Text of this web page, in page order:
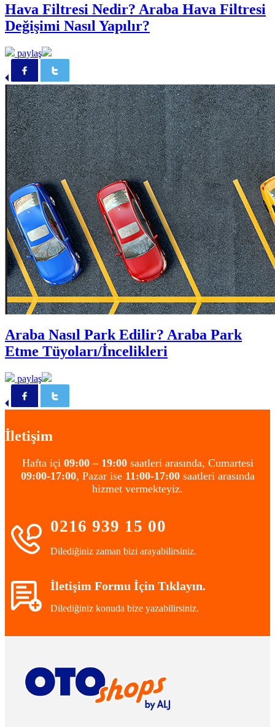
Hava Filtresi Nedir? Araba Hava Filtresi
Değişimi Nasıl Yapılır?
paylaş
Araba Nasıl Park Edilir? Araba Park
Etme Tüyoları/İncelikleri
paylaş
İletişim
Hafta içi 09:00 – 19:00saatleri arasında, Cumartesi
09:00-17:00, Pazar ise 11:00-17:00saatleri arasında
hizmet vermekteyiz.
0216 939 15 00
Dilediğiniz zaman bizi arayabilirsiniz.
İletişim Formu İçin Tıklayın.
Dilediğiniz konuda bize yazabilirsiniz.